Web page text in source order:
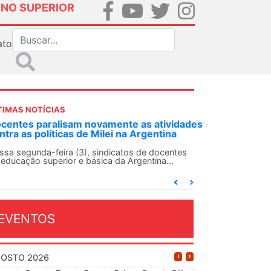
SUPERIOR
NOTÍCIAS
SN convoca docentes para Dia de
Internacionalista com Cuba em
de agosto
SN conclama suas seções sindicais e o
2026